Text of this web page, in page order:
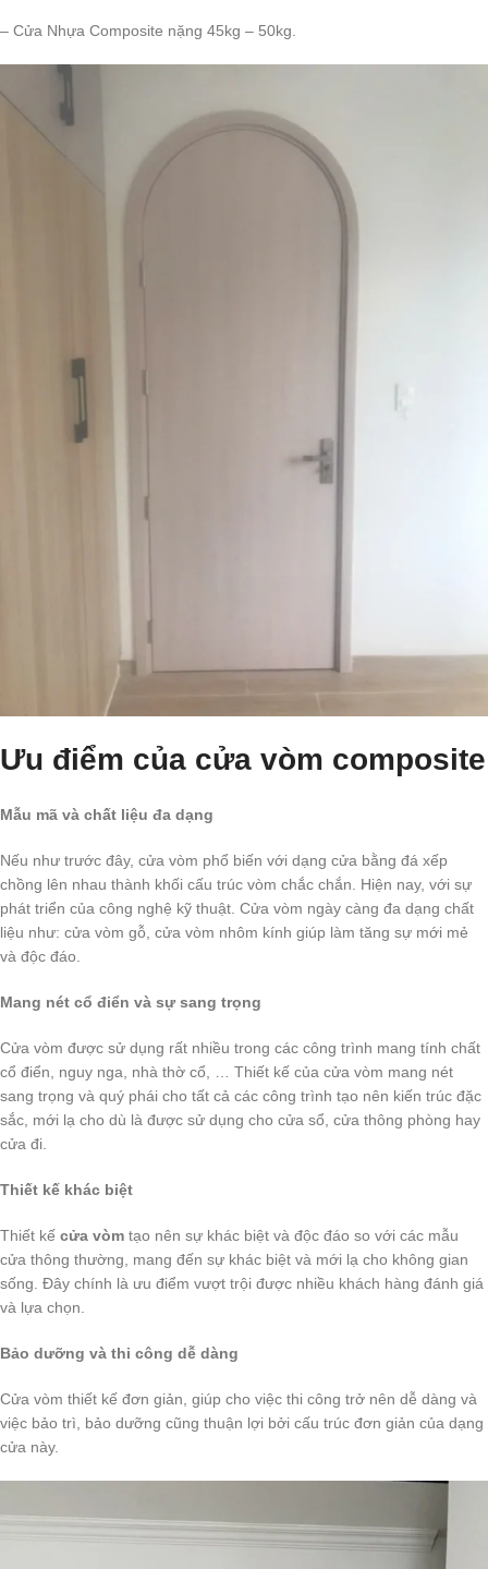
– Cửa Nhựa Composite nặng 45kg – 50kg.
Ưu điểm của cửa vòm composite
Mẫu mã và chất liệu đa dạng
Nếu như trước đây, cửa vòm phổ biến với dạng cửa bằng đá xếp
chồng lên nhau thành khối cấu trúc vòm chắc chắn. Hiện nay, với sự
phát triển của công nghệ kỹ thuật. Cửa vòm ngày càng đa dạng chất
liệu như: cửa vòm gỗ, cửa vòm nhôm kính giúp làm tăng sự mới mẻ
và độc đáo.
Mang nét cổ điển và sự sang trọng
Cửa vòm được sử dụng rất nhiều trong các công trình mang tính chất
cổ điển, nguy nga, nhà thờ cổ, … Thiết kế của cửa vòm mang nét
sang trọng và quý phái cho tất cả các công trình tạo nên kiến trúc đặc
sắc, mới lạ cho dù là được sử dụng cho cửa sổ, cửa thông phòng hay
cửa đi.
Thiết kế khác biệt
Thiết kế cửa vòm tạo nên sự khác biệt và độc đáo so với các mẫu
cửa thông thường, mang đến sự khác biệt và mới lạ cho không gian
sống. Đây chính là ưu điểm vượt trội được nhiều khách hàng đánh giá
và lựa chọn.
Bảo dưỡng và thi công dễ dàng
Cửa vòm thiết kế đơn giản, giúp cho việc thi công trở nên dễ dàng và
việc bảo trì, bảo dưỡng cũng thuận lợi bởi cấu trúc đơn giản của dạng
cửa này.